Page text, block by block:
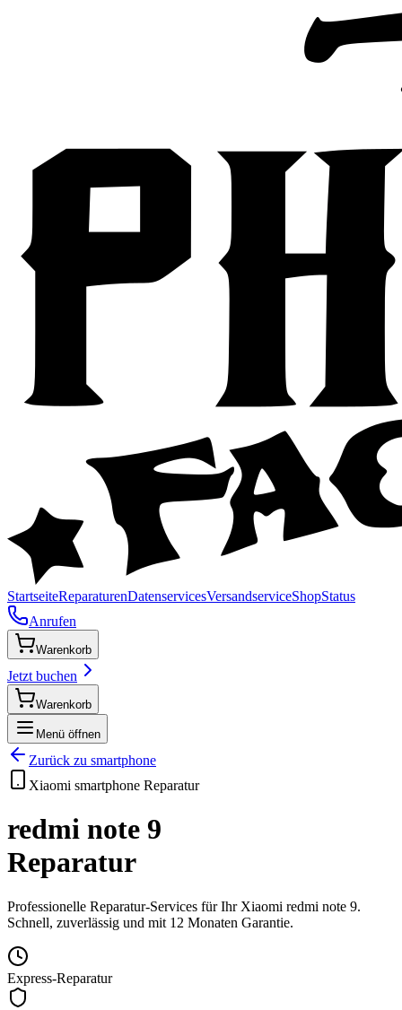
StartseiteReparaturenDatenservicesVersandserviceShopStatus
Anrufen
Warenkorb
Jetzt buchen
Warenkorb
Menü öffnen
Zurück zu smartphone
Xiaomi smartphone Reparatur
redmi note 9
Reparatur
Professionelle Reparatur-Services für Ihr Xiaomi redmi note 9.
Schnell, zuverlässig und mit 12 Monaten Garantie.
Express-Reparatur